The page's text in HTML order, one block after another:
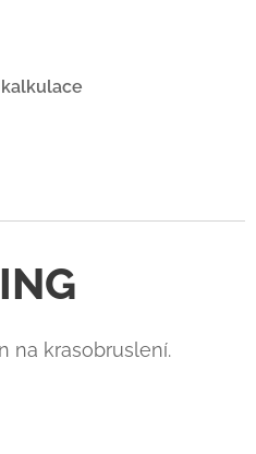
na krasobruslení.